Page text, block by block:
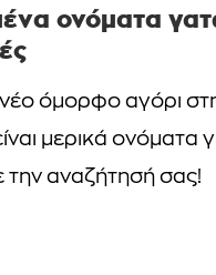
ονόματα
όμορφο αγόρι
μερικά ονόματα
την αναζήτησή σας!